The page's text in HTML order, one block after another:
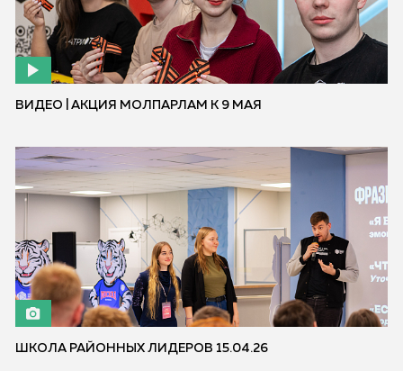
ВИДЕО | АКЦИЯ МОЛПАРЛАМ К 9 МАЯ
ШКОЛА РАЙОННЫХ ЛИДЕРОВ 15.04.26